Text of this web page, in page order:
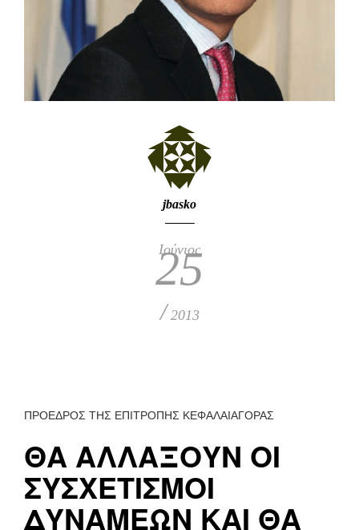
jbasko
Ιούνιος
25
/2013
ΠΡΟΕΔΡΟΣ ΤΗΣ ΕΠΙΤΡΟΠΗΣ ΚΕΦΑΛΑΙΑΓΟΡΑΣ
ΘΑ ΑΛΛΑΞΟΥΝ ΟΙ
ΣΥΣΧΕΤΙΣΜΟΙ
ΔΥΝΑΜΕΩΝ ΚΑΙ ΘΑ